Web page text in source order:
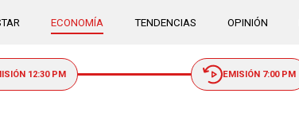
ECONOMÍA TENDENCIAS OPINIÓN
12:30 PM EMISIÓN 7:00 PM